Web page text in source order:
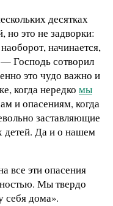
десятках
но это не задворки:
начинается,
Господь сотворил
это чудо важно и
когда нередко мы
и опасениям, когда
заставляющие
детей. Да и о нашем
все эти опасения
Мы твердо
себя дома».